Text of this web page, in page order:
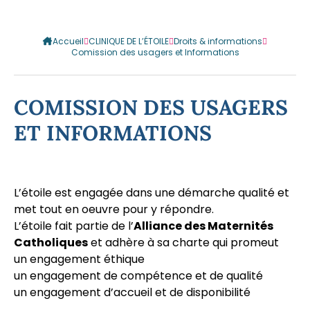
Accueil CLINIQUE DE L’ÉTOILE Droits & informations
Comission des usagers et Informations
COMISSION DES USAGERS
ET INFORMATIONS
L’étoile est engagée dans une démarche qualité et
met tout en oeuvre pour y répondre.
L’étoile fait partie de l’Alliance des Maternités
Catholiqueset adhère à sa charte qui promeut
un engagement éthique
un engagement de compétence et de qualité
un engagement d’accueil et de disponibilité